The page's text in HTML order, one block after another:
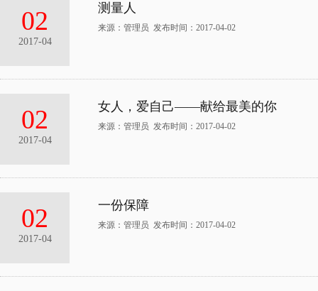
02
2017-04
测量人
来源：管理员 发布时间：2017-04-02
02
2017-04
女人，爱自己——献给最美的你
来源：管理员 发布时间：2017-04-02
02
2017-04
一份保障
来源：管理员 发布时间：2017-04-02